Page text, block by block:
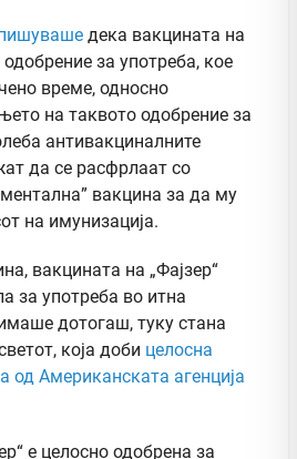
дека вакцината на
одобрение за употреба, кое
време, односно
на таквото одобрение за
антивакциналните
да се расфрлаат со
вакцина за да му
на имунизација.
вакцината на „Фајзер“
за употреба во итна
дотогаш, туку стана
која доби целосна
од Американската агенција
е целосно одобрена за